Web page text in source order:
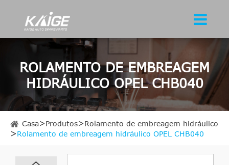
ROLAMENTO DE EMBREAGEM
HIDRÁULICO OPEL CHB040
Casa Produtos
Rolamento de embreagem hidráulico
Rolamento de embreagem hidráulico OPEL CHB040